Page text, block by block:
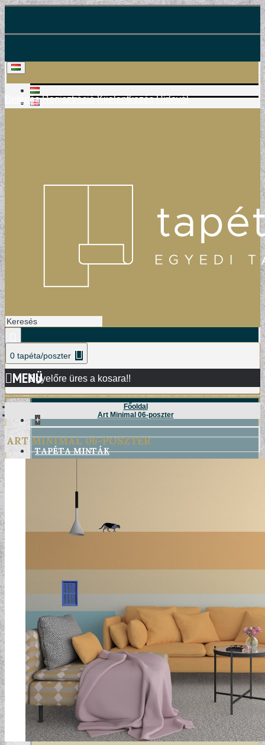
Belépés Regisztráció Kijelentkezés Hírlevél
0 tapéta/poszter
Egyelőre üres a kosara!!
MENÜ
+
TAPÉTA MINTÁK
DAMASK TAPÉTÁK
DESIGN TAPÉTÁK
Főoldal
Art Minimal 06-poszter
ART MINIMAL 06-POSZTER